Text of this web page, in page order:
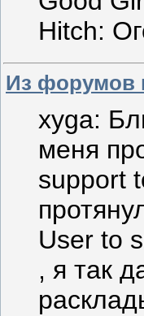
Hitch:
Из форумов
xyga:
меня
support
User to
, я так